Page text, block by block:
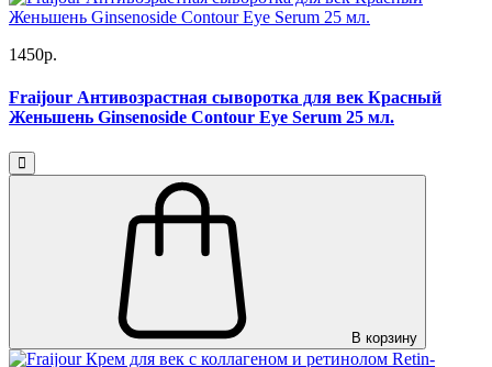
1450р.
Fraijour Антивозрастная сыворотка для век Красный
Женьшень Ginsenoside Contour Eye Serum 25 мл.
В корзину